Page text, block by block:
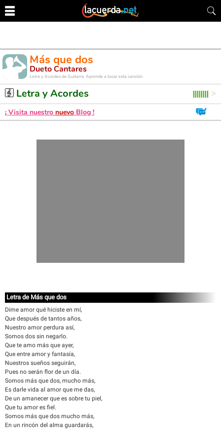
Más que dos
Dueto Cantares
Letra y Acordes de Guitarra. Aprende a tocar esta canción
Letra y Acordes
¡ Visita nuestro nuevo Blog !
Letra de Más que dos
Dime amor qué hiciste en mí,
Que después de tantos años,
Nuestro amor perdura así,
Somos dos sin negarlo.
Que te amo más que ayer,
Que entre amor y fantasía,
Nuestros sueños seguirán,
Pues no serán flor de un día.
Somos más que dos, mucho más,
Es darle vida al amor que me das,
De un amanecer que es sobre tu piel,
Que tu amor es fiel.
Somos más que dos mucho más,
En un rincón del alma guardarás,